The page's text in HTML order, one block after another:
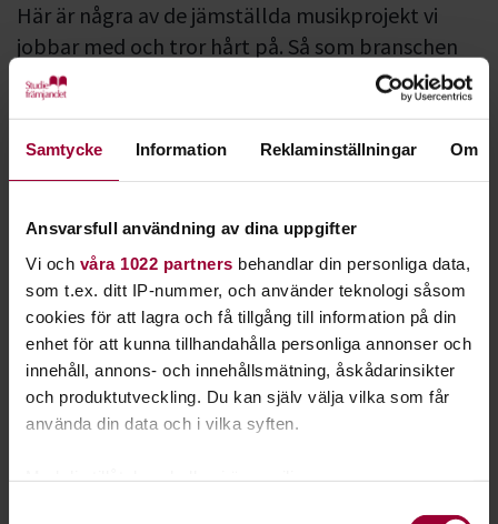
Samtycke Information Reklaminställningar Om
Ansvarsfull användning av dina uppgifter
Vi och våra 1022 partners behandlar din personliga data,
som t.ex. ditt IP-nummer, och använder teknologi såsom
cookies för att lagra och få tillgång till information på din
enhet för att kunna tillhandahålla personliga annonser och
innehåll, annons- och innehållsmätning, åskådarinsikter
och produktutveckling. Du kan själv välja vilka som får
använda din data och i vilka syften.
Här är några av de jämställda musikprojekt vi
jobbar med och tror hårt på. Så som branschen
ser ut är det självklart för oss att arbeta aktivt
med jämställdhet.
Fast Forward - studieplanen för en
Vår nya studieplan Musik & jämställdhet - fast forward!
framgångsrika kvinnliga musiker om sin historia i
musikbranschen. Deltagarna i studiecirkeln får diskutera